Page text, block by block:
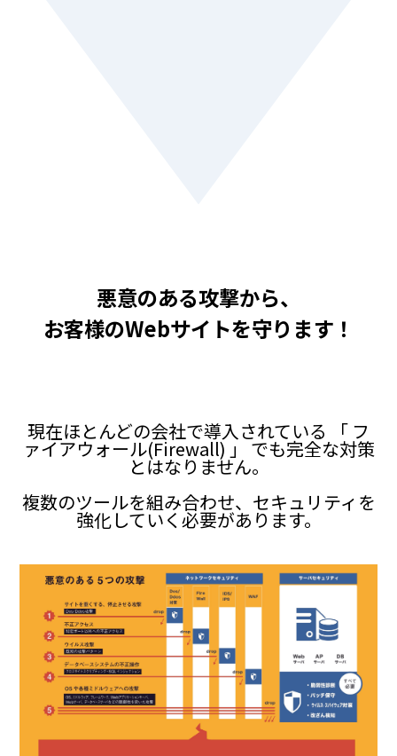
悪意のある攻撃から、
お客様のWebサイトを守ります！
現在ほとんどの会社で導入されている 「 フ
ァイアウォール(Firewall) 」 でも完全な対策
とはなりません。
複数のツールを組み合わせ、セキュリティを
強化していく必要があります。